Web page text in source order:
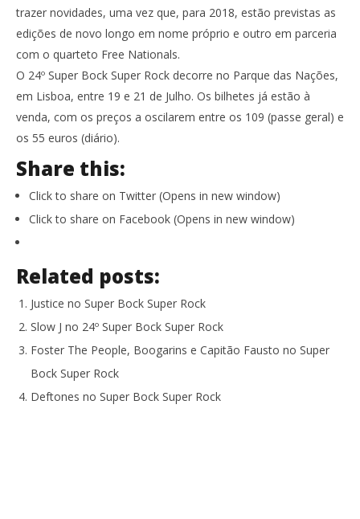
trazer novidades, uma vez que, para 2018, estão previstas as
edições de novo longo em nome próprio e outro em parceria
com o quarteto Free Nationals.
O 24º Super Bock Super Rock decorre no Parque das Nações,
em Lisboa, entre 19 e 21 de Julho. Os bilhetes já estão à
venda, com os preços a oscilarem entre os 109 (passe geral) e
os 55 euros (diário).
Share this:
Click to share on Twitter (Opens in new window)
Click to share on Facebook (Opens in new window)
Related posts:
Justice no Super Bock Super Rock
Slow J no 24º Super Bock Super Rock
Foster The People, Boogarins e Capitão Fausto no Super
Bock Super Rock
Deftones no Super Bock Super Rock